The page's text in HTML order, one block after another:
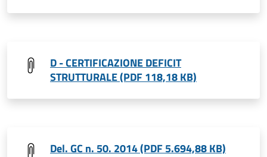
D - CERTIFICAZIONE DEFICIT
STRUTTURALE (PDF 118,18 KB)
Del. GC n. 50. 2014 (PDF 5.694,88 KB)